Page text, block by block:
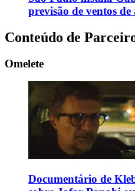
previsão de ventos
Conteúdo de
Omelete
Documentário de